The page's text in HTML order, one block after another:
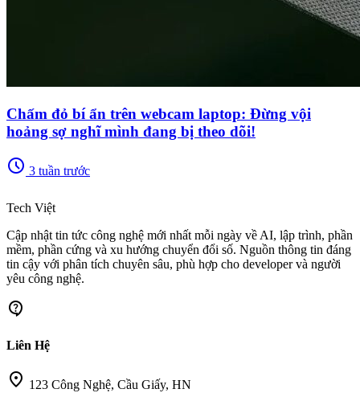
Chấm đỏ bí ẩn trên webcam laptop: Đừng vội
hoảng sợ nghĩ mình đang bị theo dõi!
schedule 3 tuần trước
Tech Việt
Cập nhật tin tức công nghệ mới nhất mỗi ngày về AI, lập trình, phần
mềm, phần cứng và xu hướng chuyển đổi số. Nguồn thông tin đáng
tin cậy với phân tích chuyên sâu, phù hợp cho developer và người
yêu công nghệ.
contact_support
Liên Hệ
location_on 123 Công Nghệ, Cầu Giấy, HN